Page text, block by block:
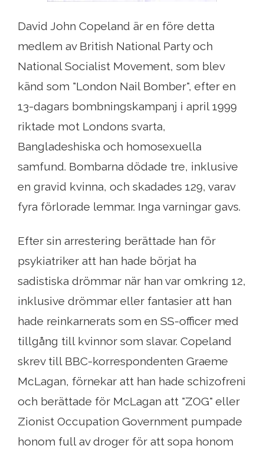
David John Copeland är en före detta
medlem av British National Party och
National Socialist Movement, som blev
känd som "London Nail Bomber", efter en
13-dagars bombningskampanj i april 1999
riktade mot Londons svarta,
Bangladeshiska och homosexuella
samfund. Bombarna dödade tre, inklusive
en gravid kvinna, och skadades 129, varav
fyra förlorade lemmar. Inga varningar gavs.
Efter sin arrestering berättade han för
psykiatriker att han hade börjat ha
sadistiska drömmar när han var omkring 12,
inklusive drömmar eller fantasier att han
hade reinkarnerats som en SS-officer med
tillgång till kvinnor som slavar. Copeland
skrev till BBC-korrespondenten Graeme
McLagan, förnekar att han hade schizofreni
och berättade för McLagan att "ZOG" eller
Zionist Occupation Government pumpade
honom full av droger för att sopa honom